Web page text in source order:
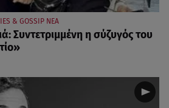
& GOSSIP ΝΕΑ
Συντετριμμένη η σύζυγός του